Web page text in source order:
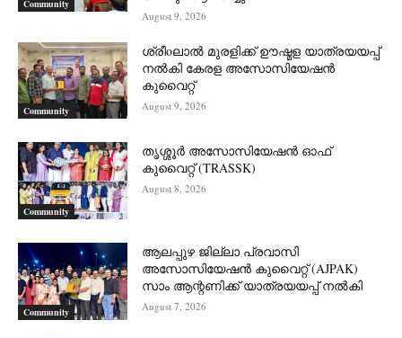
Community
August 9, 2026
Community
ശ്രീoലാൽ മുരളിക്ക് ഊഷ്മള യാത്രയയപ്പ്
നൽകി കേരള അസോസിയേഷൻ
കുവൈറ്റ്
August 9, 2026
Community
തൃശ്ശൂർ അസോസിയേഷൻ ഓഫ്
കുവൈറ്റ്‌ (TRASSK)
August 8, 2026
Community
ആലപ്പുഴ ജില്ലാ പ്രവാസി
അസോസിയേഷൻ കുവൈറ്റ് (AJPAK)
സാം ആന്റണിക്ക് യാത്രയയപ്പ് നൽകി
August 7, 2026